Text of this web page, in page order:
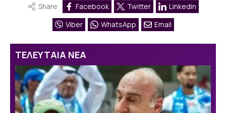
Share Facebook Twitter
Linkedin
Viber
WhatsApp Email
ΤΕΛΕΥΤΑΙΑ ΝΕΑ